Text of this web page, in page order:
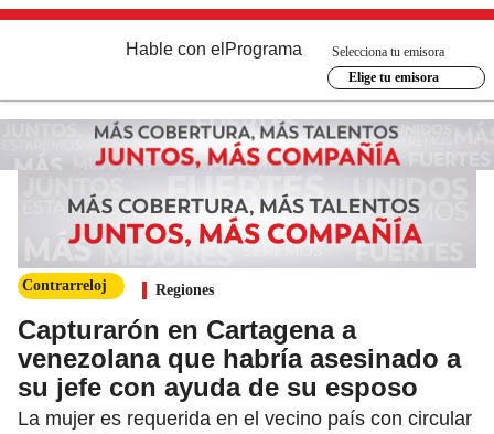
Hable con el Programa
Selecciona tu emisora
Elige tu emisora
Contrarreloj Regiones
Capturarón en Cartagena a
venezolana que habría asesinado a
su jefe con ayuda de su esposo
La mujer es requerida en el vecino país con circular